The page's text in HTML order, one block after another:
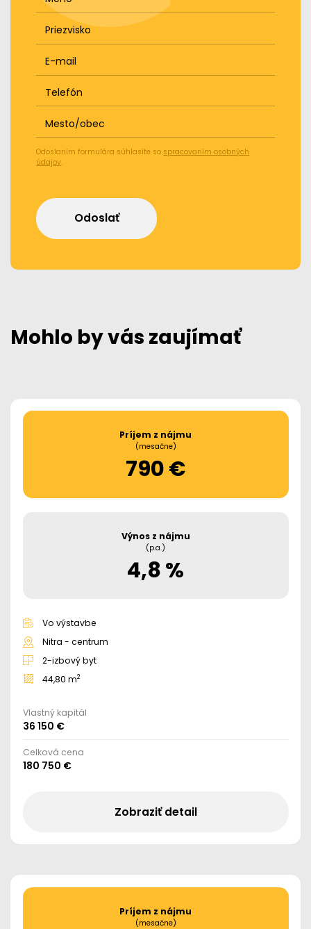
Priezvisko
E-mail
Telefón
Mesto/obec
Odoslaním formulára súhlasíte so spracovaním osobných
údajov.
Odoslať
Mohlo by vás zaujímať
Príjem z nájmu
(mesačne)
790 €
Výnos z nájmu
(p.a.)
4,8 %
Vo výstavbe
Nitra - centrum
2-izbový byt
44,80 m2
Vlastný kapitál
36 150 €
Celková cena
180 750 €
Zobraziť detail
Príjem z nájmu
(mesačne)